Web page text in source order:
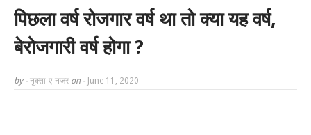
पिछला वर्ष रोजगार वर्ष था तो क्या यह वर्ष,
बेरोजगारी वर्ष होगा ?
by - नुक्ता-ए-नजर on - June 11, 2020